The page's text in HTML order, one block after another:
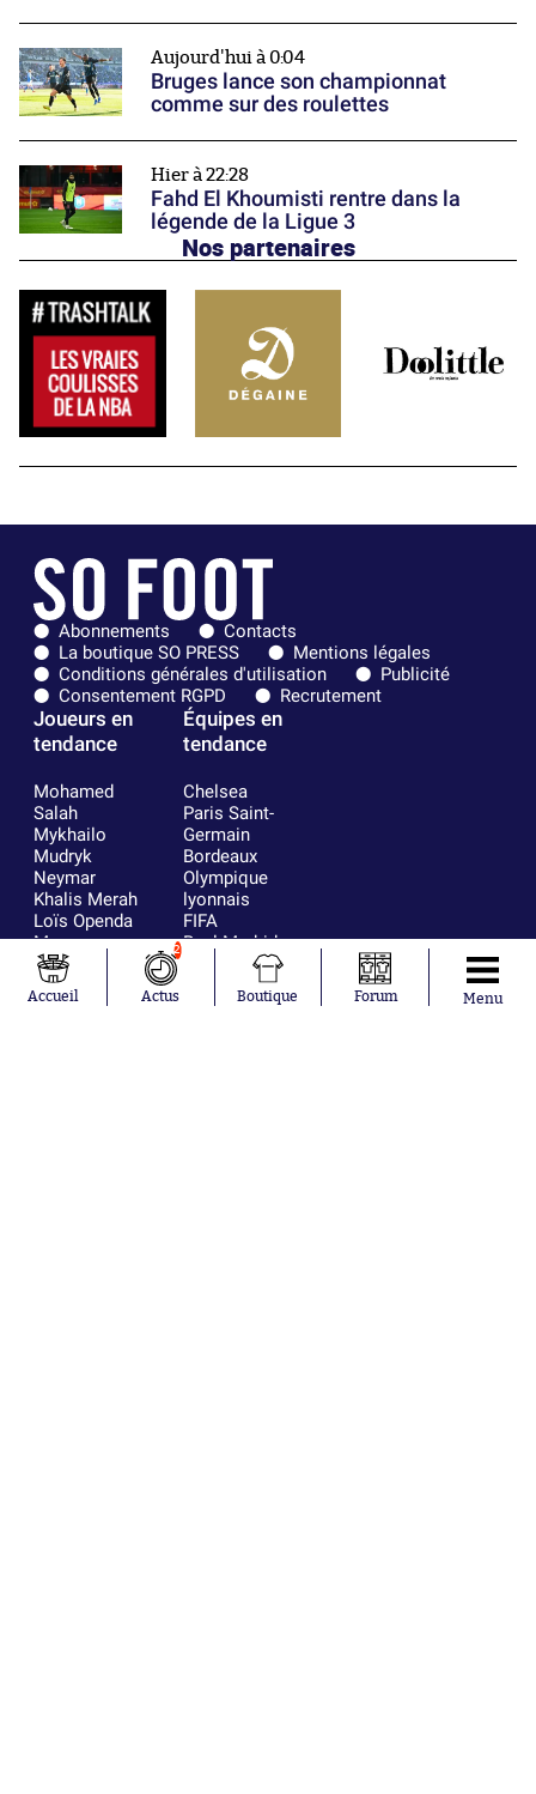
Aujourd'hui à 0:04
Bruges lance son championnat
comme sur des roulettes
Hier à 22:28
Fahd El Khoumisti rentre dans la
légende de la Ligue 3
Nos partenaires
Abonnements
Contacts
La boutique SO PRESS
Mentions légales
Conditions générales d'utilisation
Publicité
Consentement RGPD
Recrutement
Joueurs en
tendance
Mohamed
Salah
Mykhailo
Mudryk
Neymar
Khalis Merah
Loïs Openda
Moussa
Niakhaté
Nicolás
Tagliafico
Équipes en
tendance
Chelsea
Paris Saint-
Germain
Bordeaux
Olympique
lyonnais
FIFA
Real Madrid
RC Strasbourg
AC Milan
France
Accueil
2
Actus Boutique Forum Menu